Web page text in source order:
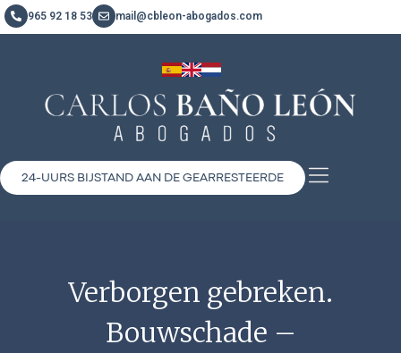
965 92 18 53 mail@cbleon-abogados.com
24-UURS BIJSTAND AAN DE GEARRESTEERDE
Verborgen gebreken.
Bouwschade –